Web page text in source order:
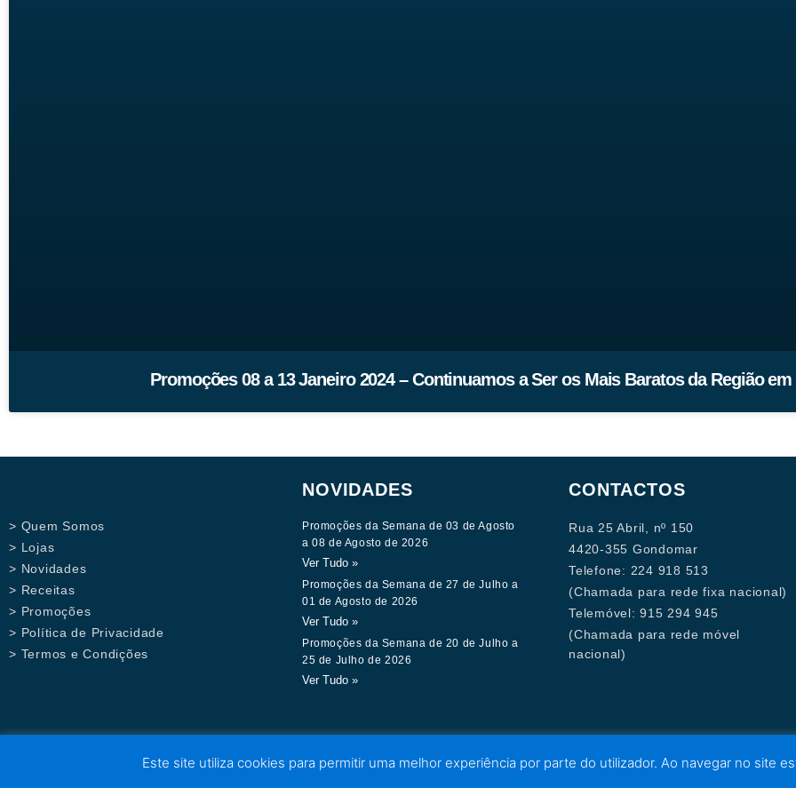
Promoções 08 a 13 Janeiro 2024 – Continuamos a Ser os Mais Baratos da Região em
> Quem Somos
> Lojas
> Novidades
> Receitas
> Promoções
> Política de Privacidade
> Termos e Condições
NOVIDADES
Promoções da Semana de 03 de Agosto
a 08 de Agosto de 2026
Ver Tudo »
Promoções da Semana de 27 de Julho a
01 de Agosto de 2026
Ver Tudo »
Promoções da Semana de 20 de Julho a
25 de Julho de 2026
Ver Tudo »
CONTACTOS
Rua 25 Abril, nº 150
4420-355 Gondomar
Telefone: 224 918 513
(Chamada para rede fixa nacional)
Telemóvel: 915 294 945
(Chamada para rede móvel
nacional)
Este site utiliza cookies para permitir uma melhor experiência por parte do utilizador. Ao navegar no site